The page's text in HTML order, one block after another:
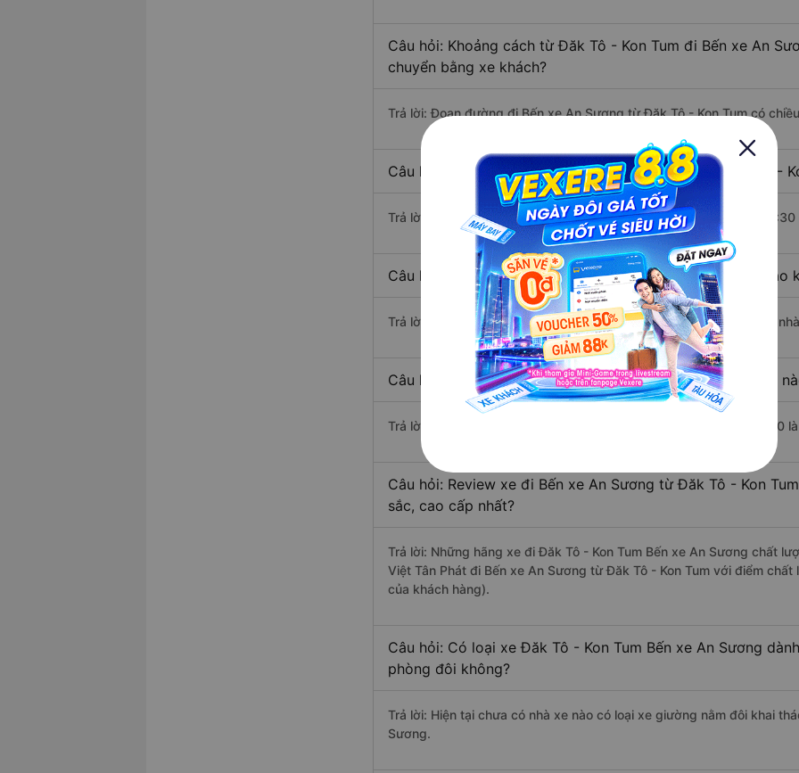
Câu hỏi: Khoảng cách từ Đăk Tô - Kon Tum đi Bến xe An
chuyển bằng xe khách?
Trả lời: Đoạn đường đi Bến xe An Sương từ Đăk Tô - Kon Tum có
Câu hỏi: Mỗi ngày có bao nhiêu chuyến xe khách Đăk Tô -
Trả lời: Trung bình mỗi ngày có khoảng 1 chuyến xe bắt đầu từ
Câu hỏi: Nhà xe đi Đăk Tô - Kon Tum Bến xe An Sương nào
Trả lời: Chuyến xe có giờ xuất phát sớm nhất vào lúc 15:30 là của
Câu hỏi: Nhà xe đi Bến xe An Sương từ Đăk Tô - Kon Tum
Trả lời: Chuyến xe có giờ xuất phát trễ (muộn) nhất là vào lúc 15:30
Câu hỏi: Review xe đi Bến xe An Sương từ Đăk Tô - Kon
sắc, cao cấp nhất?
Trả lời: Những hãng xe đi Đăk Tô - Kon Tum Bến xe An Sương chất
Việt Tân Phát đi Bến xe An Sương từ Đăk Tô - Kon Tum với điểm
của khách hàng).
Câu hỏi: Có loại xe Đăk Tô - Kon Tum Bến xe An Sương
phòng đôi không?
Trả lời: Hiện tại chưa có nhà xe nào có loại xe giường nằm đôi khai
Sương.